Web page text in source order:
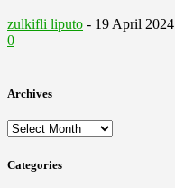
zulkifli liputo - 19 April 2024
0
Archives
Archives
Categories